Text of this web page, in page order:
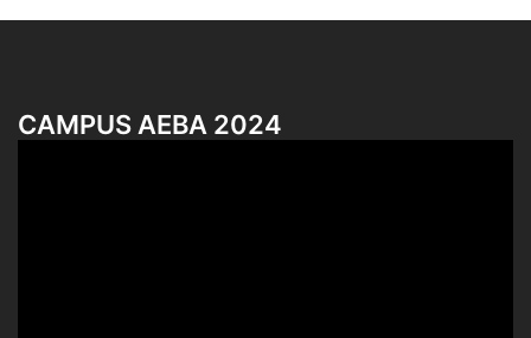
CAMPUS AEBA 2024